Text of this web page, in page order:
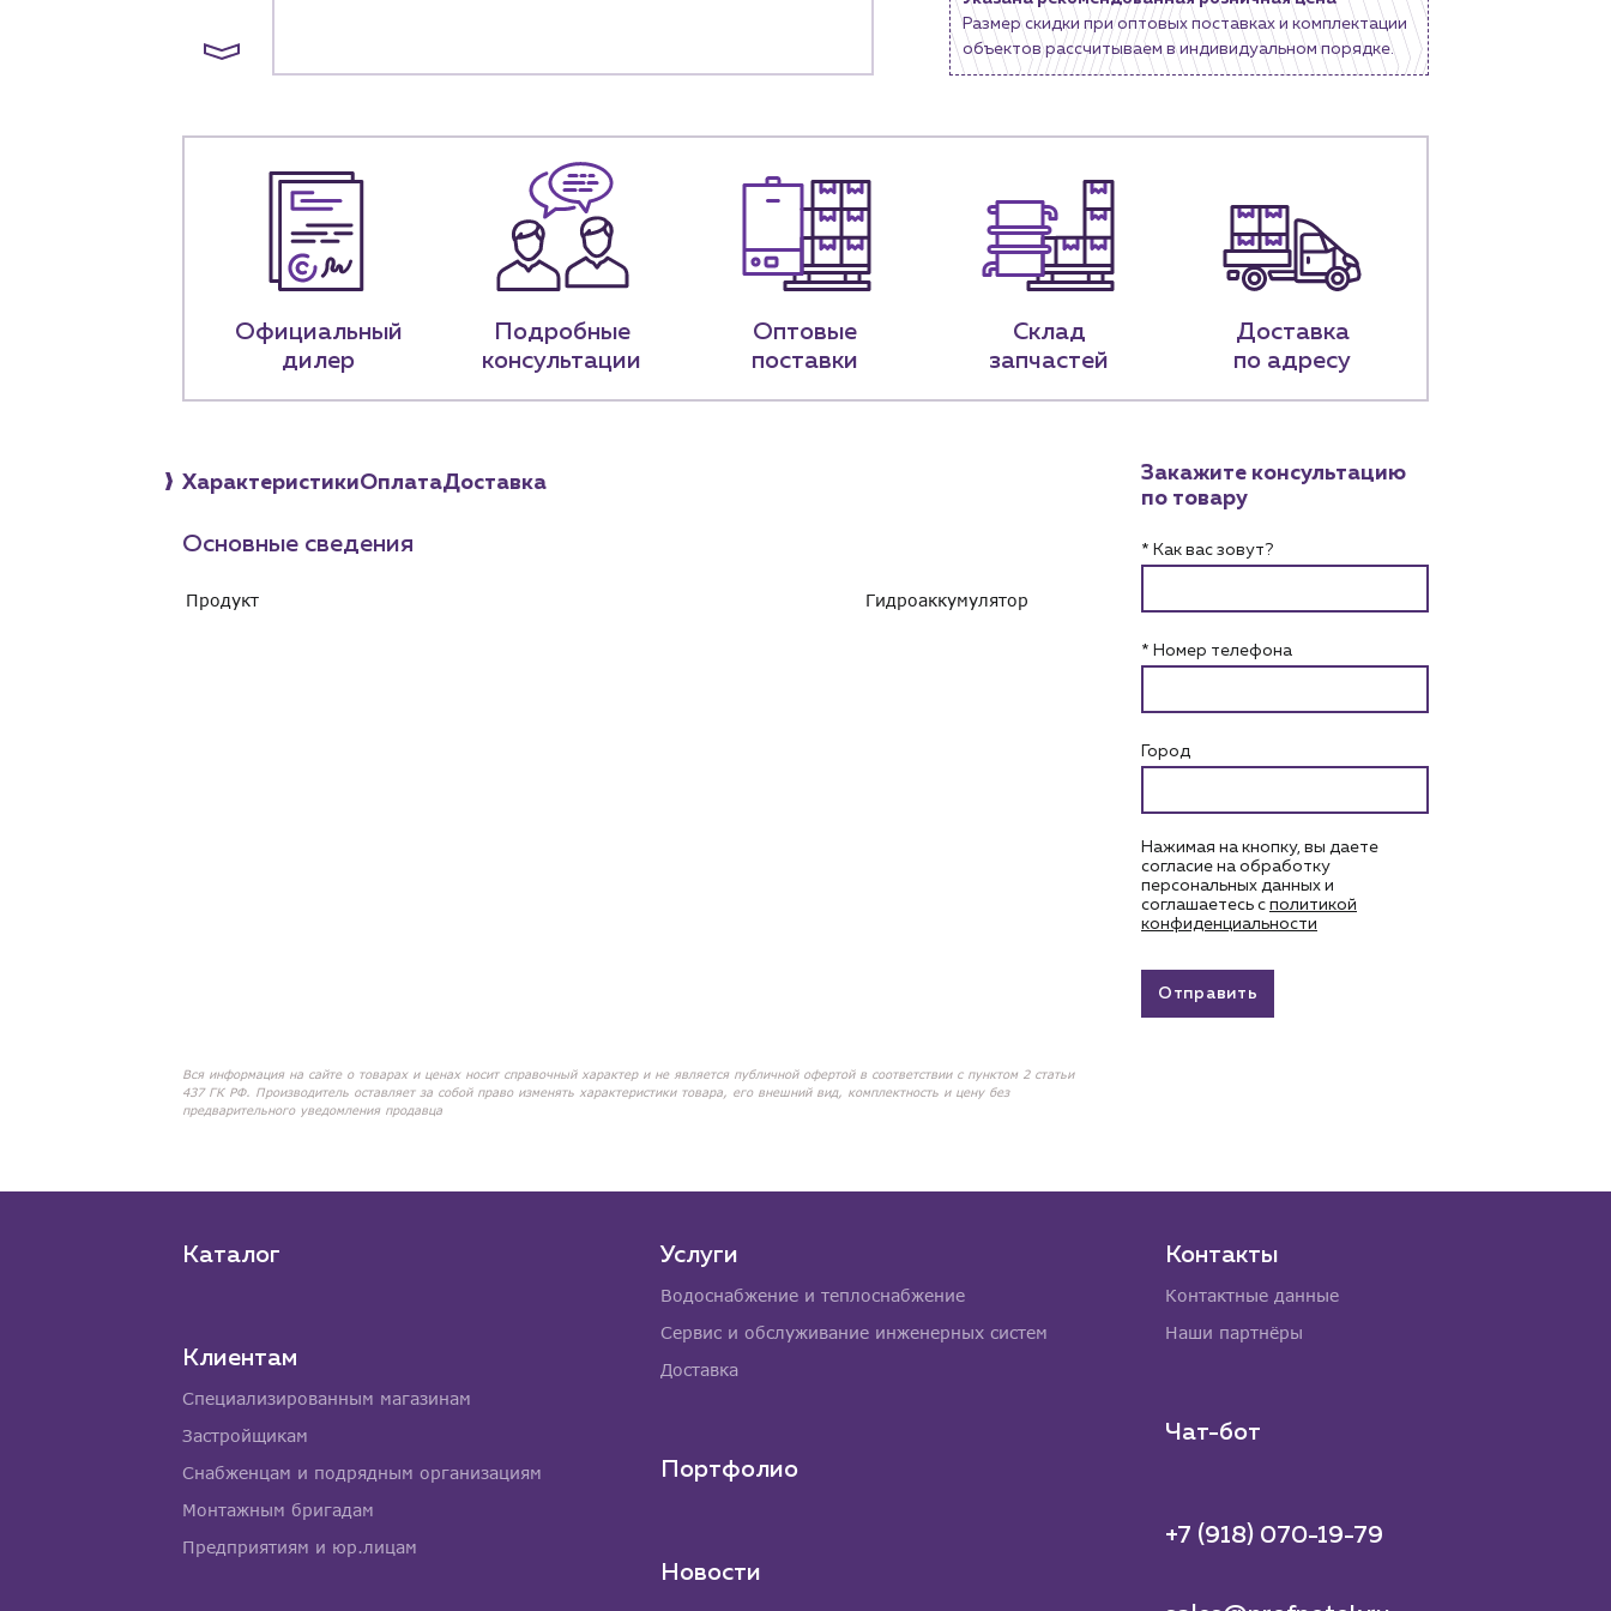
Размер скидки при оптовых поставках и комплектации
объектов рассчитываем в индивидуальном порядке.
Официальный
дилер
Подробные
консультации
Оптовые
поставки
Склад
запчастей
Доставка
по адресу
ХарактеристикиОплатаДоставка
Основные сведения
Продукт Гидроаккумулятор
Вся информация на сайте о товарах и ценах носит справочный характер и не является публичной офертой в соответствии с пунктом 2 статьи
437 ГК РФ. Производитель оставляет за собой право изменять характеристики товара, его внешний вид, комплектность и цену без
предварительного уведомления продавца
Закажите консультацию
по товару
* Как вас зовут?
* Номер телефона
Город
Нажимая на кнопку, вы даете
согласие на обработку
персональных данных и
соглашаетесь c политикой
конфиденциальности
Отправить
Каталог
Клиентам
Специализированным магазинам
Застройщикам
Снабженцам и подрядным организациям
Монтажным бригадам
Предприятиям и юр.лицам
Услуги
Водоснабжение и теплоснабжение
Сервис и обслуживание инженерных систем
Доставка
Портфолио
Новости
Контакты
Контактные данные
Наши партнёры
Чат-бот
+7 (918) 070-19-79